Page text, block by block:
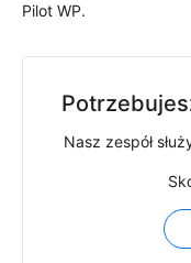
Pilot WP.
Nasz zespół